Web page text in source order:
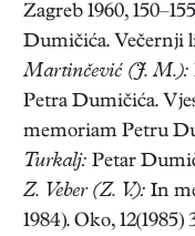
Zagreb 1960,
Dumičića. Večernji
Martinčević (J. M.):
Petra Dumičića.
memoriam Petru
Turkalj: Petar
Z. Veber (Z. V.): In
1984). Oko, 12(1985)